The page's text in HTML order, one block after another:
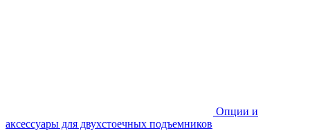
Опции и
аксессуары для двухстоечных подъемников